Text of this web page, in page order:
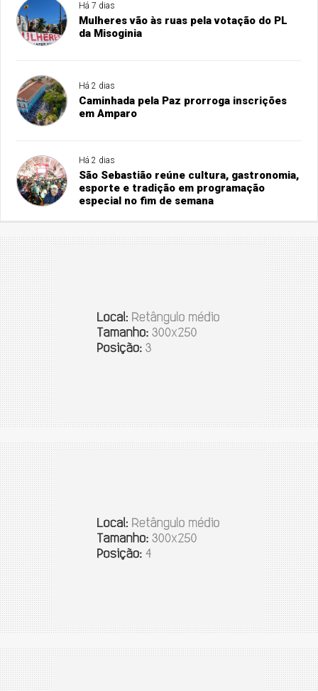
Há 7 dias
Mulheres vão às ruas pela votação do PL
da Misoginia
Há 2 dias
Caminhada pela Paz prorroga inscrições
em Amparo
Há 2 dias
São Sebastião reúne cultura, gastronomia,
esporte e tradição em programação
especial no fim de semana